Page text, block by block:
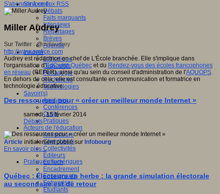
S'informer
Débats
Faits marquants
Interviews
Reportages
Brèves
Agenda
Innover
Didactique
Dispositifs
Pédagogie
Recherche
Technologies
Savoir(s)
Analyses
Conférences
Outils
Pratiques
Acteurs de l'éducation
Animateurs
Chercheurs
Collectivités
Editeurs
EdTech
Encadrement
Enseignants
Entreprises
Etudiants
S'abonner à ce flux RSS
Miller Audrey
Sur Twitter : @millaudrey
http://www.amtice.com
Audrey est rédactrice en chef de L'École branchée. Elle s'implique dans
l'organisation d'EdCamp Québec et du Rendez-vous des écoles francophones
en réseau (REFER), ainsi qu'au sein du conseil d'administration de l'AQUOPS.
En dehors de cela, elle est consultante en communication et formatrice en
technologie éducative.
Des ressources pour « créer un meilleur monde Internet »
samedi, 15 février 2014
Débats
Article initialement publié sur Infobourg
En savoir plus...
Pratiques numériques
Québec : Électeurs en herbe : la grande simulation électorale
au secondaire est de retour